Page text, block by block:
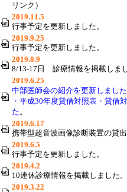
リンク）
2019.11.5
行事予定を更新しました。
2019.9.25
行事予定を更新しました。
2019.8.9
8/13-17日 診療情報を掲載しまし
2019.6.25
中部医師会の紹介を更新しました
・平成30年度貸借対照表・貸借
た。
2019.6.17
携帯型超音波画像診断装置の貸出
2019.6.5
行事予定を更新しました。
2019.4.2
10連休診療情報を掲載しました。
2019.3.22